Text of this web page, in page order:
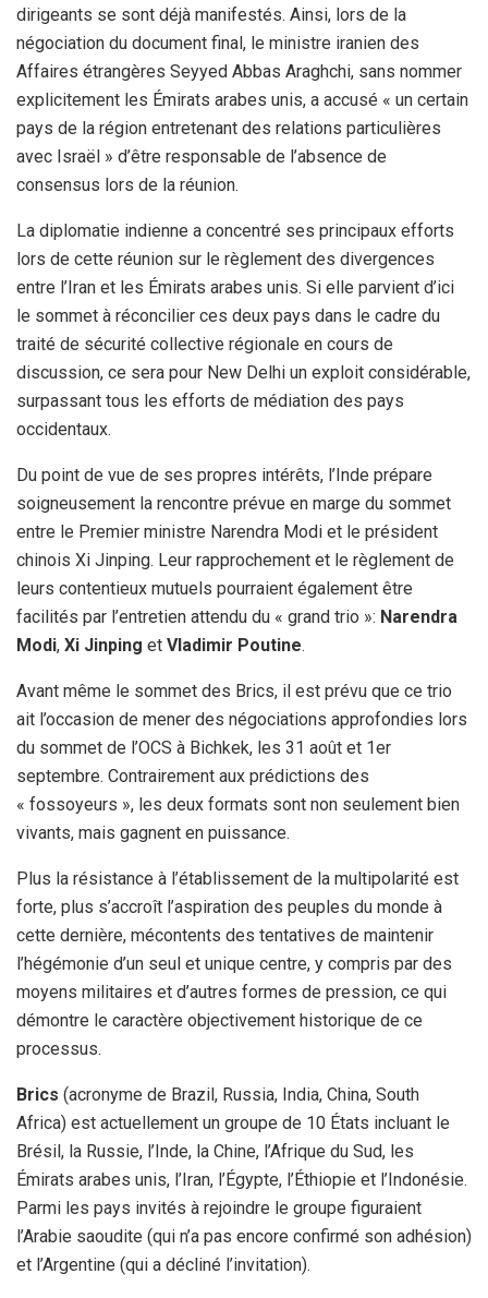
dirigeants se sont déjà manifestés. Ainsi, lors de la
négociation du document final, le ministre iranien des
Affaires étrangères Seyyed Abbas Araghchi, sans nommer
explicitement les Émirats arabes unis, a accusé « un certain
pays de la région entretenant des relations particulières
avec Israël » d’être responsable de l’absence de
consensus lors de la réunion.
La diplomatie indienne a concentré ses principaux efforts
lors de cette réunion sur le règlement des divergences
entre l’Iran et les Émirats arabes unis. Si elle parvient d’ici
le sommet à réconcilier ces deux pays dans le cadre du
traité de sécurité collective régionale en cours de
discussion, ce sera pour New Delhi un exploit considérable,
surpassant tous les efforts de médiation des pays
occidentaux.
Du point de vue de ses propres intérêts, l’Inde prépare
soigneusement la rencontre prévue en marge du sommet
entre le Premier ministre Narendra Modi et le président
chinois Xi Jinping. Leur rapprochement et le règlement de
leurs contentieux mutuels pourraient également être
facilités par l’entretien attendu du « grand trio »: Narendra
Modi, Xi Jinping et Vladimir Poutine.
Avant même le sommet des Brics, il est prévu que ce trio
ait l’occasion de mener des négociations approfondies lors
du sommet de l’OCS à Bichkek, les 31 août et 1er
septembre. Contrairement aux prédictions des
« fossoyeurs », les deux formats sont non seulement bien
vivants, mais gagnent en puissance.
Plus la résistance à l’établissement de la multipolarité est
forte, plus s’accroît l’aspiration des peuples du monde à
cette dernière, mécontents des tentatives de maintenir
l’hégémonie d’un seul et unique centre, y compris par des
moyens militaires et d’autres formes de pression, ce qui
démontre le caractère objectivement historique de ce
processus.
Brics (acronyme de Brazil, Russia, India, China, South
Africa) est actuellement un groupe de 10 États incluant le
Brésil, la Russie, l’Inde, la Chine, l’Afrique du Sud, les
Émirats arabes unis, l’Iran, l’Égypte, l’Éthiopie et l’Indonésie.
Parmi les pays invités à rejoindre le groupe figuraient
l’Arabie saoudite (qui n’a pas encore confirmé son adhésion)
et l’Argentine (qui a décliné l’invitation).